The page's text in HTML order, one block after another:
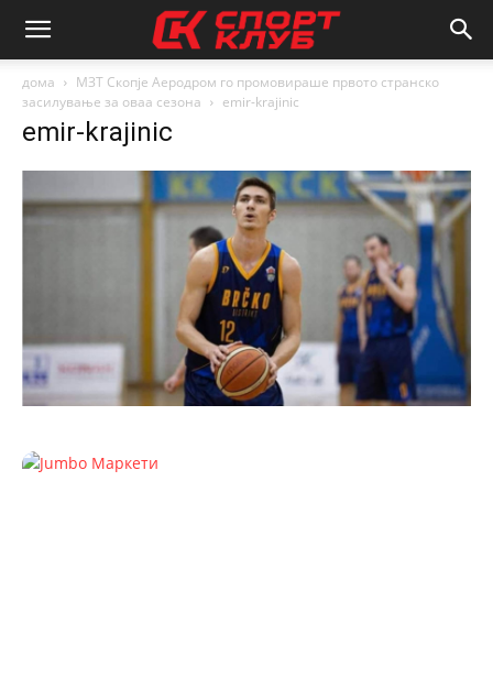
дома
МЗТ Скопје Аеродром го промовираше првото странско
засилување за оваа сезона
emir-krajinic
emir-krajinic